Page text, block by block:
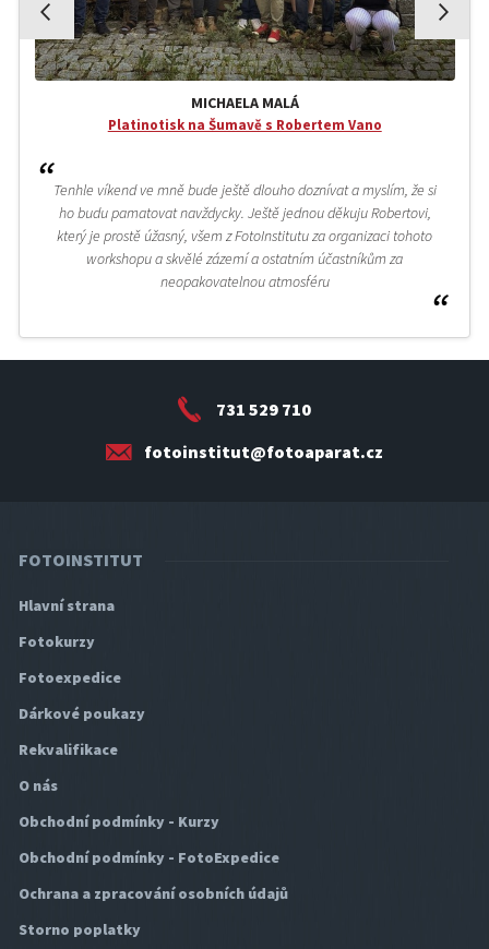
MICHAELA MALÁ
Platinotisk na Šumavě s Robertem Vano
Tenhle víkend ve mně bude ještě dlouho doznívat a myslím, že si
ho budu pamatovat navždycky. Ještě jednou děkuju Robertovi,
který je prostě úžasný, všem z FotoInstitutu za organizaci tohoto
workshopu a skvělé zázemí a ostatním účastníkům za
neopakovatelnou atmosféru
731 529 710
fotoinstitut@fotoaparat.cz
FOTOINSTITUT
Hlavní strana
Fotokurzy
Fotoexpedice
Dárkové poukazy
Rekvalifikace
O nás
Obchodní podmínky - Kurzy
Obchodní podmínky - FotoExpedice
Ochrana a zpracování osobních údajů
Storno poplatky